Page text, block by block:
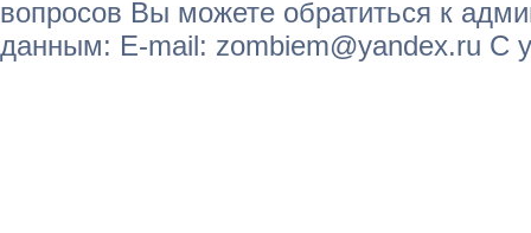
вопросов Вы можете обратиться к
данным: E-mail: zombiem@yandex.ru С